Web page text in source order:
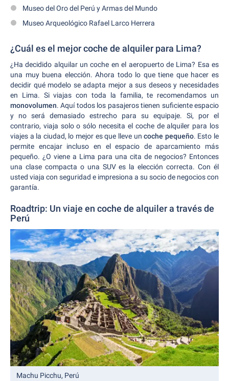
Museo del Oro del Perú y Armas del Mundo
Museo Arqueológico Rafael Larco Herrera
¿Cuál es el mejor coche de alquiler para Lima?
¿Ha decidido alquilar un coche en el aeropuerto de Lima? Esa es
una muy buena elección. Ahora todo lo que tiene que hacer es
decidir qué modelo se adapta mejor a sus deseos y necesidades
en Lima. Si viajas con toda la familia, te recomendamos un
monovolumen. Aquí todos los pasajeros tienen suficiente espacio
y no será demasiado estrecho para su equipaje. Si, por el
contrario, viaja solo o sólo necesita el coche de alquiler para los
viajes a la ciudad, lo mejor es que lleve uncoche pequeño. Esto le
permite encajar incluso en el espacio de aparcamiento más
pequeño. ¿O viene a Lima para una cita de negocios? Entonces
una clase compacta o una SUV es la elección correcta. Con él
usted viaja con seguridad e impresiona a su socio de negocios con
garantía.
Roadtrip: Un viaje en coche de alquiler a través de
Perú
Machu Picchu, Perú